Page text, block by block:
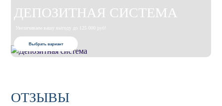
ДЕПОЗИТНАЯ СИСТЕМА
Увеличиваем вашу выгоду до 125 000 руб!
Выбрать вариант
ОТЗЫВЫ